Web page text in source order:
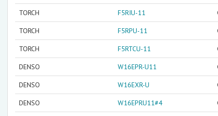
TORCH F5RIU-11
TORCH F5RPU-11
TORCH F5RTCU-11
DENSO W16EPR-U11
DENSO W16EXR-U
DENSO W16EPRU11#4